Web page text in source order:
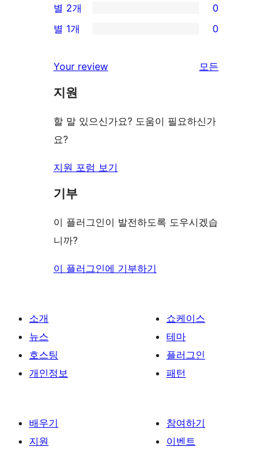
후
기
점
후
별
점
기
0/2-
별
후
기
별 2개 0
0/1-
점
후
별 1개 0
Your review 모든
지원
할 말 있으신가요? 도움이 필요하신가
요?
지원 포럼 보기
기부
이 플러그인이 발전하도록 도우시겠습
니까?
이 플러그인에 기부하기
소개
뉴스
호스팅
개인정보
쇼케이스
테마
플러그인
패턴
배우기
지원
참여하기
이벤트